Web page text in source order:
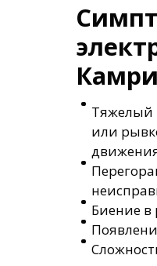
Камри
Тяжелый
или
Биение